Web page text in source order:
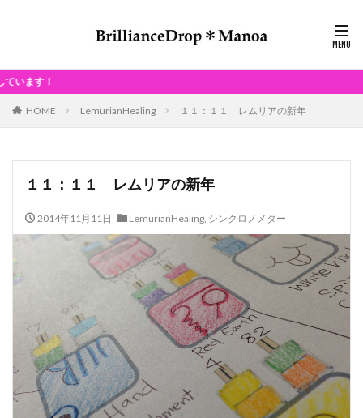
HOME LemurianHealing １１：１１ レムリアの新年
１１：１１ レムリアの新年
2014年11月11日 LemurianHealing, シンクロノメター